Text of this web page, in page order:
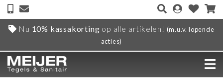
Nu 10% kassakorting op alle artikelen! (m.u.v. lopende
acties)